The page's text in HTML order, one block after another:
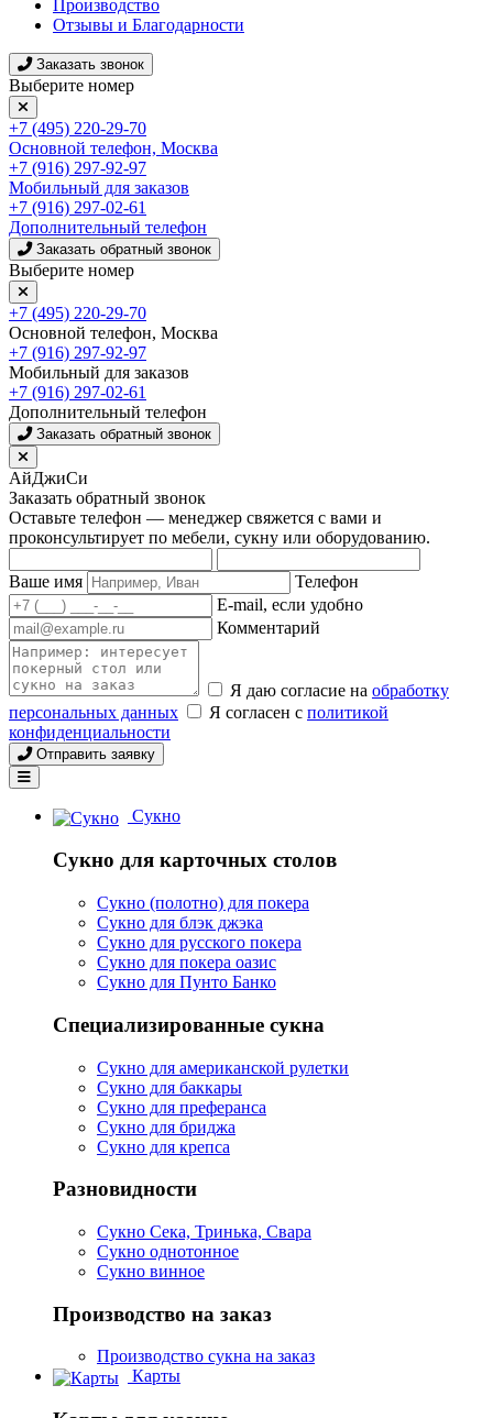
Производство
Отзывы и Благодарности
Заказать звонок
Выберите номер
+7 (495) 220-29-70
Основной телефон, Москва
+7 (916) 297-92-97
Мобильный для заказов
+7 (916) 297-02-61
Дополнительный телефон
Заказать обратный звонок
Выберите номер
+7 (495) 220-29-70
Основной телефон, Москва
+7 (916) 297-92-97
Мобильный для заказов
+7 (916) 297-02-61
Дополнительный телефон
Заказать обратный звонок
АйДжиСи
Заказать обратный звонок
Оставьте телефон — менеджер свяжется с вами и
проконсультирует по мебели, сукну или оборудованию.
Ваше имя
Телефон
E-mail, если удобно
Комментарий
Я даю согласие на обработку
персональных данных
Я согласен с политикой
конфиденциальности
Отправить заявку
Сукно
Сукно для карточных столов
Сукно (полотно) для покера
Сукно для блэк джэка
Сукно для русского покера
Сукно для покера оазис
Сукно для Пунто Банко
Специализированные сукна
Сукно для американской рулетки
Сукно для баккары
Сукно для преферанса
Сукно для бриджа
Сукно для крепса
Разновидности
Сукно Сека, Тринька, Свара
Сукно однотонное
Сукно винное
Производство на заказ
Производство сукна на заказ
Карты